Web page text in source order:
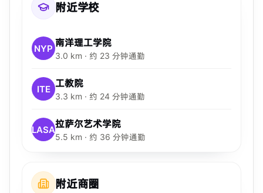
附近学校
NYP 南洋理工学院
3.0 km · 约 23 分钟通勤
ITE 工教院
3.3 km · 约 24 分钟通勤
LASA拉萨尔艺术学院
5.5 km · 约 36 分钟通勤
附近商圈